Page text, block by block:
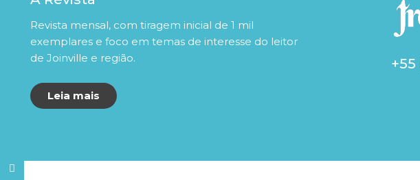
Revista mensal, com tiragem inicial de 1 mil
exemplares e foco em temas de interesse do leitor
de Joinville e região.
Leia mais